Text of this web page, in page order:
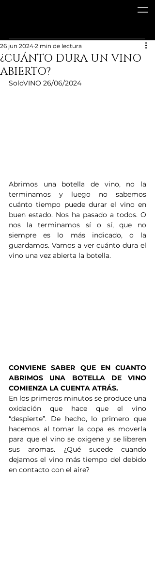
¿CUÁNTO DURA UN VINO
ABIERTO?
26 jun 2024 2 min de lectura
SoloVINO 26/06/2024
Abrimos una botella de vino, no la
terminamos y luego no sabemos
cuánto tiempo puede durar el vino en
buen estado. Nos ha pasado a todos. O
nos la terminamos sí o sí, que no
siempre es lo más indicado, o la
guardamos. Vamos a ver cuánto dura el
vino una vez abierta la botella.
CONVIENE SABER QUE EN CUANTO
ABRIMOS UNA BOTELLA DE VINO
COMIENZA LA CUENTA ATRÁS.
En los primeros minutos se produce una
oxidación que hace que el vino
“despierte”. De hecho, lo primero que
hacemos al tomar la copa es moverla
para que el vino se oxigene y se liberen
sus aromas. ¿Qué sucede cuando
dejamos el vino más tiempo del debido
en contacto con el aire?